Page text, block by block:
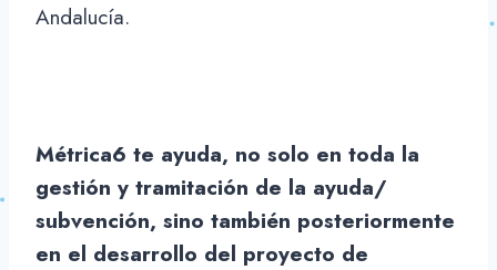
Andalucía.
Métrica6 te ayuda, no solo en toda la
gestión y tramitación de la ayuda/
subvención, sino también posteriormente
en el desarrollo del proyecto de